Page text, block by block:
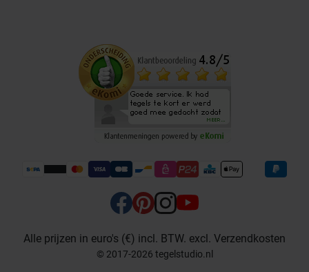
Alle prijzen in euro's (€) incl. BTW. excl. Verzendkosten
© 2017-2026 tegelstudio.nl